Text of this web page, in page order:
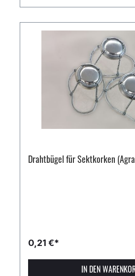
Drahtbügel für Sektkorken
0,21 €*
IN DEN